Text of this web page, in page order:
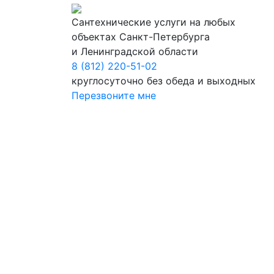
Сантехнические услуги на любых
объектах Санкт-Петербурга
и Ленинградской области
8 (812) 220-51-02
круглосуточно без обеда и выходных
Перезвоните мне